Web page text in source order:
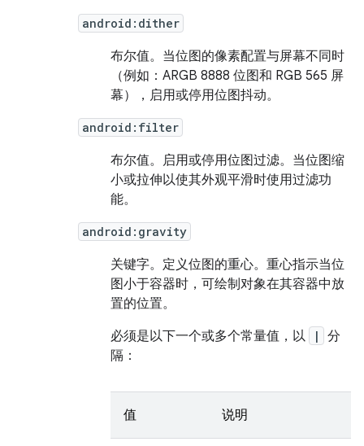
android:dither
布尔值。 当位图的像素配置与屏幕不同时
（例如：ARGB 8888 位图和 RGB 565 屏
幕），启用或停用位图抖动。
android:filter
布尔值。 启用或停用位图过滤。当位图缩
小或拉伸以使其外观平滑时使用过滤功
能。
android:gravity
关键字。 定义位图的重心。重心指示当位
图小于容器时，可绘制对象在其容器中放
置的位置。
必须是以下一个或多个常量值，以
|
分
隔：
值 说明